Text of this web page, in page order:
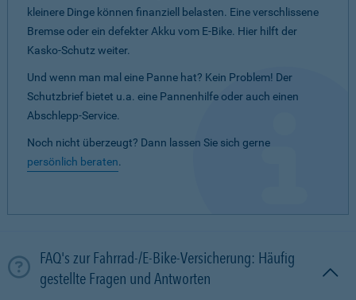
kleinere Dinge können finanziell belasten. Eine verschlissene
Bremse oder ein defekter Akku vom E-Bike. Hier hilft der
Kasko-Schutz weiter.
Und wenn man mal eine Panne hat? Kein Problem! Der
Schutzbrief bietet u.a. eine Pannenhilfe oder auch einen
Abschlepp-Service.
Noch nicht überzeugt? Dann lassen Sie sich gerne
persönlich beraten.
FAQ's zur Fahrrad-/E-Bike-Versicherung: Häufig
gestellte Fragen und Antworten